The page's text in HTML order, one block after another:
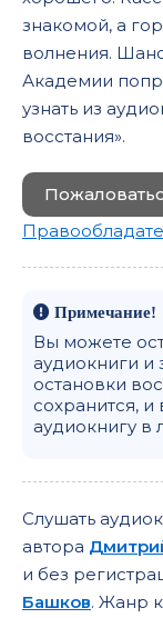
знакомой, а
волнения.
Академии
узнать из
восстания».
Примечание!
Вы можете
аудиокниги и
остановки
сохранится,
аудиокнигу в
Слушать
автора
и без
Башков. Жанр